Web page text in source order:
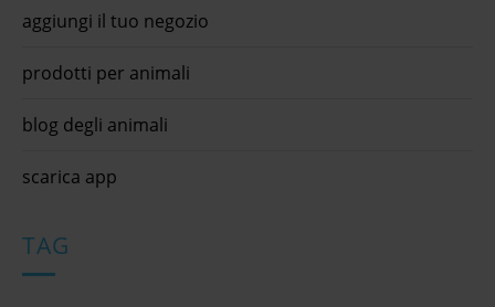
aggiungi il tuo negozio
prodotti per animali
blog degli animali
scarica app
TAG